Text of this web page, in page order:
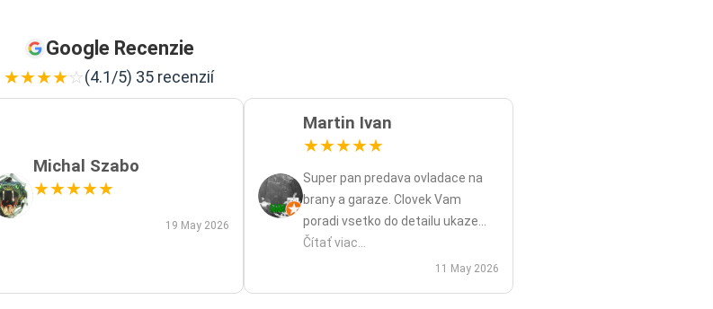
Google Recenzie
★★★★☆(4.1/5) 35 recenzií
Michal Szabo
★★★★★
19 May 2026
Martin Ivan
★★★★★
Super pan predava ovladace na
brany a garaze. Clovek Vam
poradi vsetko do detailu ukaze
popripade nadstavy priamo na
mieste a ked uz nahodou to nejde
Čítať viac...
11 May 2026